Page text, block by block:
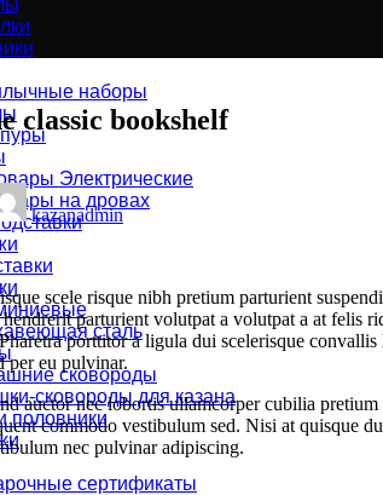
наборы
Электрические
на дровах
сталь
сковороды
сковороды для казана
половники
сертификаты
classic bookshelf
kazanadmin
scele risque nibh pretium parturient
parturient volutpat a volutpat a at felis
porttitor a ligula dui scelerisque
per eu pulvinar.
auctor nec lobortis ullamcorper cubilia
commodo vestibulum sed. Nisi at quisque
nec pulvinar adipiscing.